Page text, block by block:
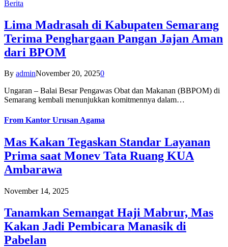
Berita
Lima Madrasah di Kabupaten Semarang
Terima Penghargaan Pangan Jajan Aman
dari BPOM
By adminNovember 20, 20250
Ungaran – Balai Besar Pengawas Obat dan Makanan (BBPOM) di
Semarang kembali menunjukkan komitmennya dalam…
From Kantor Urusan Agama
Mas Kakan Tegaskan Standar Layanan
Prima saat Monev Tata Ruang KUA
Ambarawa
November 14, 2025
Tanamkan Semangat Haji Mabrur, Mas
Kakan Jadi Pembicara Manasik di
Pabelan